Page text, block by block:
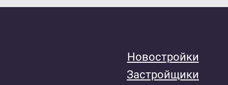
Новостройки
Застройщики